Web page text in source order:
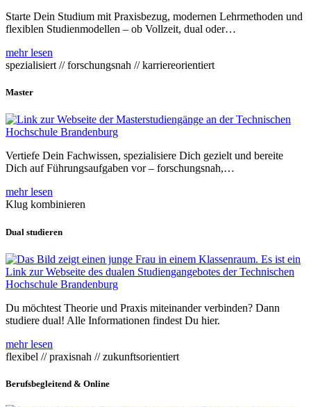
Starte Dein Studium mit Praxisbezug, modernen Lehrmethoden und
flexiblen Studienmodellen – ob Vollzeit, dual oder…
mehr lesen
spezialisiert // forschungsnah // karriereorientiert
Master
Vertiefe Dein Fachwissen, spezialisiere Dich gezielt und bereite
Dich auf Führungsaufgaben vor – forschungsnah,…
mehr lesen
Klug kombinieren
Dual studieren
Du möchtest Theorie und Praxis miteinander verbinden? Dann
studiere dual! Alle Informationen findest Du hier.
mehr lesen
flexibel // praxisnah // zukunftsorientiert
Berufsbegleitend & Online